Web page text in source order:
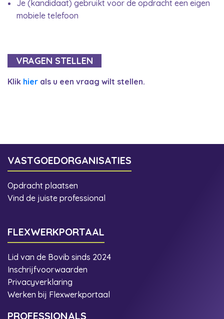
Je (kandidaat) gebruikt voor de opdracht een eigen
mobiele telefoon
VRAGEN STELLEN
Klik hier als u een vraag wilt stellen.
VASTGOEDORGANISATIES
Opdracht plaatsen
Vind de juiste professional
FLEXWERKPORTAAL
Lid van de Bovib sinds 2024
Inschrijfvoorwaarden
Privacyverklaring
Werken bij Flexwerkportaal
PROFESSIONALS